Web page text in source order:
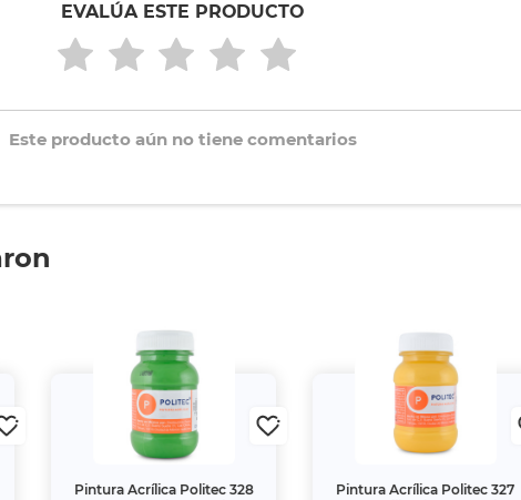
EVALÚA ESTE PRODUCTO
Este producto aún no tiene comentarios
Pintura Acrílica Politec 328
Pintura Acrílica Politec 327